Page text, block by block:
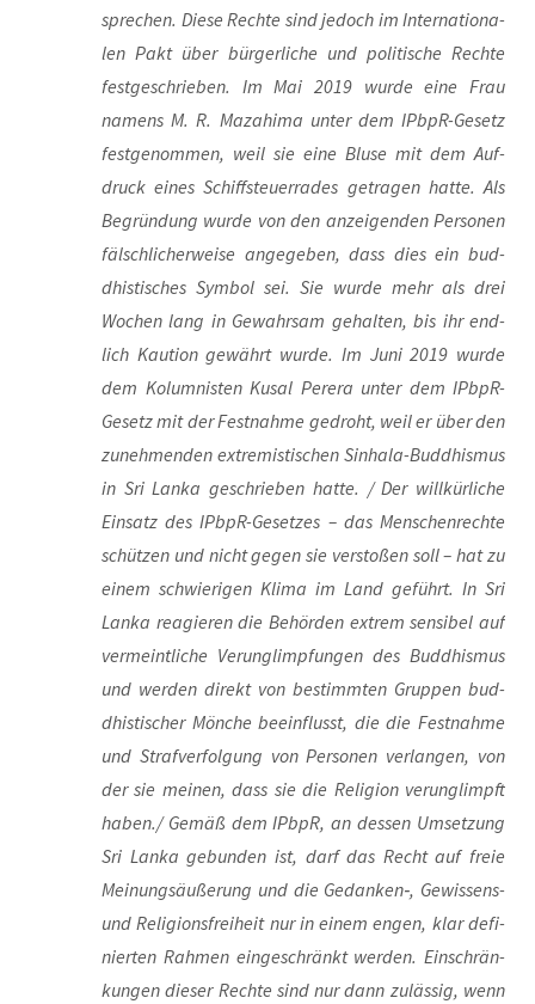
spre­chen. Die­se Rech­te sind jedoch im Inter­na­tio­na­
len Pakt über bür­ger­li­che und poli­ti­sche Rech­te
fest­ge­schrie­ben. Im Mai 2019 wur­de eine Frau
namens M. R. Mazahi­ma unter dem IPb­pR-Gesetz
fest­ge­nom­men, weil sie eine Blu­se mit dem Auf­
druck eines Schiffsteu­er­ra­des getra­gen hat­te. Als
Begrün­dung wur­de von den anzei­gen­den Per­so­nen
fälsch­li­cher­wei­se ange­ge­ben, dass dies ein bud­
dhis­ti­sches Sym­bol sei. Sie wur­de mehr als drei
Wochen lang in Gewahr­sam gehal­ten, bis ihr end­
lich Kau­ti­on gewährt wur­de. Im Juni 2019 wur­de
dem Kolum­nis­ten Kusal Perera unter dem IPb­pR-
Gesetz mit der Fest­nah­me gedroht, weil er über den
zuneh­men­den extre­mis­ti­schen Sin­ha­la-Bud­dhis­mus
in Sri Lan­ka geschrie­ben hat­te. / Der will­kür­li­che
Ein­satz des IPb­pR-Geset­zes – das Men­schen­rech­te
schüt­zen und nicht gegen sie ver­sto­ßen soll – hat zu
einem schwie­ri­gen Kli­ma im Land geführt. In Sri
Lan­ka reagie­ren die Behör­den extrem sen­si­bel auf
ver­meint­li­che Ver­un­glimp­fun­gen des Bud­dhis­mus
und wer­den direkt von bestimm­ten Grup­pen bud­
dhis­ti­scher Mön­che beein­flusst, die die Fest­nah­me
und Straf­ver­fol­gung von Per­so­nen ver­lan­gen, von
der sie mei­nen, dass sie die Reli­gi­on ver­un­glimpft
haben./ Gemäß dem IPb­pR, an des­sen Umset­zung
Sri Lan­ka gebun­den ist, darf das Recht auf freie
Mei­nungs­äu­ße­rung und die Gedanken‑, Gewis­sens-
und Reli­gi­ons­frei­heit nur in einem engen, klar defi­
nier­ten Rah­men ein­ge­schränkt wer­den. Ein­schrän­
kun­gen die­ser Rech­te sind nur dann zuläs­sig, wenn